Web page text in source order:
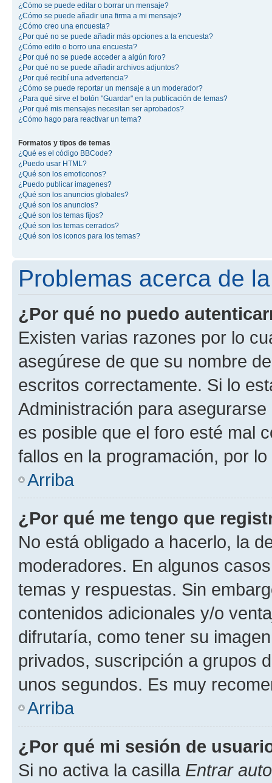
¿Cómo se puede editar o borrar un mensaje?
¿Cómo se puede añadir una firma a mi mensaje?
¿Cómo creo una encuesta?
¿Por qué no se puede añadir más opciones a la encuesta?
¿Cómo edito o borro una encuesta?
¿Por qué no se puede acceder a algún foro?
¿Por qué no se puede añadir archivos adjuntos?
¿Por qué recibí una advertencia?
¿Cómo se puede reportar un mensaje a un moderador?
¿Para qué sirve el botón "Guardar" en la publicación de temas?
¿Por qué mis mensajes necesitan ser aprobados?
¿Cómo hago para reactivar un tema?
Formatos y tipos de temas
¿Qué es el código BBCode?
¿Puedo usar HTML?
¿Qué son los emoticonos?
¿Puedo publicar imagenes?
¿Qué son los anuncios globales?
¿Qué son los anuncios?
¿Qué son los temas fijos?
¿Qué son los temas cerrados?
¿Qué son los iconos para los temas?
Problemas acerca de
¿Por qué no puedo
Existen varias razones por lo
asegúrese de que su nombre
escritos correctamente. Si lo
Administración para
es posible que el foro esté mal
fallos en la programación, por
Arriba
¿Por qué me tengo que
No está obligado a hacerlo, la
moderadores. En algunos
temas y respuestas. Sin
contenidos adicionales y/o
difrutaría, como tener su
privados, suscripción a grupos
unos segundos. Es muy
Arriba
¿Por qué mi sesión de
Si no activa la casilla Entrar